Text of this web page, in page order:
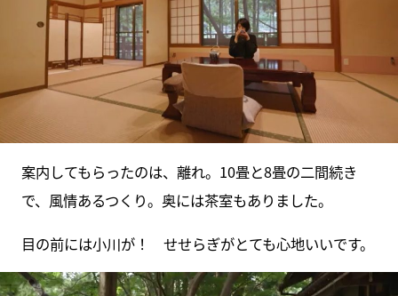
案内してもらったのは、離れ。10畳と8畳の二間続き
で、風情あるつくり。奥には茶室もありました。
目の前には小川が！ せせらぎがとても心地いいです。